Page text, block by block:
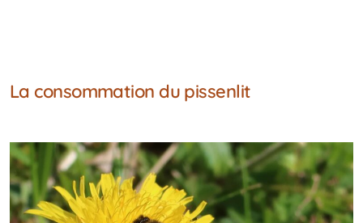
La consommation du pissenlit